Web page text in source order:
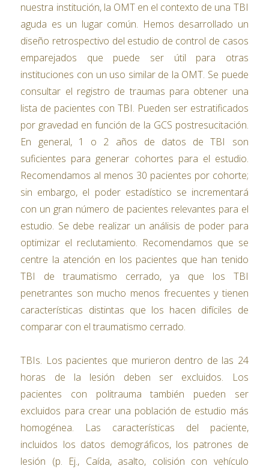
nuestra institución, la OMT en el contexto de una TBI
aguda es un lugar común. Hemos desarrollado un
diseño retrospectivo del estudio de control de casos
emparejados que puede ser útil para otras
instituciones con un uso similar de la OMT. Se puede
consultar el registro de traumas para obtener una
lista de pacientes con TBI. Pueden ser estratificados
por gravedad en función de la GCS postresucitación.
En general, 1 o 2 años de datos de TBI son
suficientes para generar cohortes para el estudio.
Recomendamos al menos 30 pacientes por cohorte;
sin embargo, el poder estadístico se incrementará
con un gran número de pacientes relevantes para el
estudio. Se debe realizar un análisis de poder para
optimizar el reclutamiento. Recomendamos que se
centre la atención en los pacientes que han tenido
TBI de traumatismo cerrado, ya que los TBI
penetrantes son mucho menos frecuentes y tienen
características distintas que los hacen difíciles de
comparar con el traumatismo cerrado.
TBIs. Los pacientes que murieron dentro de las 24
horas de la lesión deben ser excluidos. Los
pacientes con politrauma también pueden ser
excluidos para crear una población de estudio más
homogénea. Las características del paciente,
incluidos los datos demográficos, los patrones de
lesión (p. Ej., Caída, asalto, colisión con vehículo